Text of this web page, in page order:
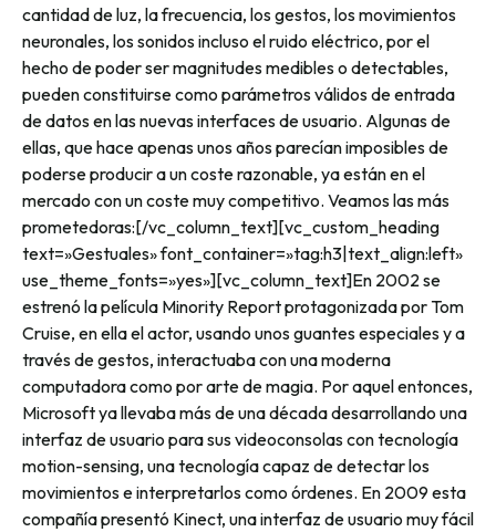
cantidad de luz, la frecuencia, los gestos, los movimientos
neuronales, los sonidos incluso el ruido eléctrico, por el
hecho de poder ser magnitudes medibles o detectables,
pueden constituirse como parámetros válidos de entrada
de datos en las nuevas interfaces de usuario. Algunas de
ellas, que hace apenas unos años parecían imposibles de
poderse producir a un coste razonable, ya están en el
mercado con un coste muy competitivo. Veamos las más
prometedoras:[/vc_column_text][vc_custom_heading
text=»Gestuales» font_container=»tag:h3|text_align:left»
use_theme_fonts=»yes»][vc_column_text]En 2002 se
estrenó la película Minority Report protagonizada por Tom
Cruise, en ella el actor, usando unos guantes especiales y a
través de gestos, interactuaba con una moderna
computadora como por arte de magia. Por aquel entonces,
Microsoft ya llevaba más de una década desarrollando una
interfaz de usuario para sus videoconsolas con tecnología
motion-sensing, una tecnología capaz de detectar los
movimientos e interpretarlos como órdenes. En 2009 esta
compañía presentó Kinect, una interfaz de usuario muy fácil